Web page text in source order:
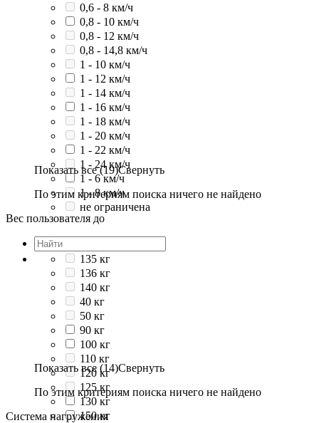
0,6 - 8 км/ч
0,8 - 10 км/ч
0,8 - 12 км/ч
0,8 - 14,8 км/ч
1 - 10 км/ч
1 - 12 км/ч
1 - 14 км/ч
1 - 16 км/ч
1 - 18 км/ч
1 - 20 км/ч
1 - 22 км/ч
1 - 24 км/ч
1 - 6 км/ч
1 - 8 км/ч
не ограничена
Показать все (19)Свернуть
По этим критериям поиска ничего не найдено
Вес пользователя до
135 кг
136 кг
140 кг
40 кг
50 кг
90 кг
100 кг
110 кг
120 кг
125 кг
130 кг
150 кг
Показать все (14)Свернуть
По этим критериям поиска ничего не найдено
Система нагружения